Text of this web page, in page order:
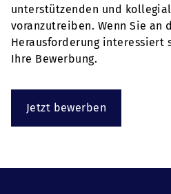
unterstützenden und
voranzutreiben. Wenn Sie an
Herausforderung interessiert
Ihre Bewerbung.
Jetzt bewerben